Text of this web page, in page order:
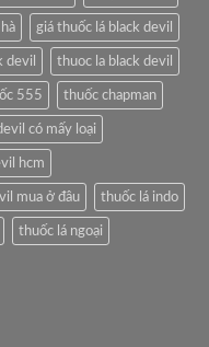
giá thuốc lá black devil
devil thuoc la black devil
555 thuốc chapman
có mấy loại
hcm
mua ở đâu thuốc lá indo
thuốc lá ngoại